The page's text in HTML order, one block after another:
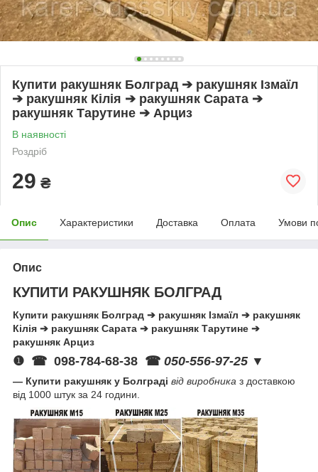
Купити ракушняк Болград ➔ ракушняк Ізмаїл
➔ ракушняк Кілія ➔ ракушняк Сарата ➔
ракушняк Тарутине ➔ Арциз
В наявності
Роздріб
29 ₴
Опис Характеристики Доставка Оплата Умови
Опис
КУПИТИ РАКУШНЯК БОЛГРАД
Купити ракушняк Болград ➔ ракушняк Ізмаїл ➔ ракушняк
Кілія ➔ ракушняк Сарата ➔ ракушняк Тарутине ➔
ракушняк Арциз
❶ ☎ 098-784-68-38 ☎ 050-556-97-25▼
— Купити ракушняк у Болграді від виробника з доставкою
від 1000 штук за 24 години.